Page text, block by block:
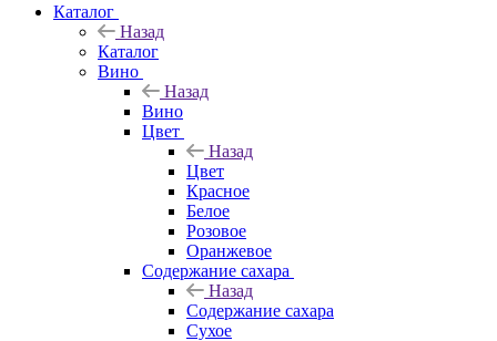
Каталог
Назад
Каталог
Вино
Назад
Вино
Цвет
Назад
Цвет
Красное
Белое
Розовое
Оранжевое
Содержание сахара
Назад
Содержание сахара
Сухое